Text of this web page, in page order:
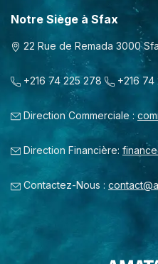
Notre Siège à Sfax
22 Rue de Remada 3000
+216 74 225 278 +216 74
Direction Commerciale :
Direction Financière:
Contactez-Nous :